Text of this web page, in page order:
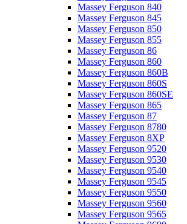
Massey Ferguson 840
Massey Ferguson 845
Massey Ferguson 850
Massey Ferguson 855
Massey Ferguson 86
Massey Ferguson 860
Massey Ferguson 860B
Massey Ferguson 860S
Massey Ferguson 860SE
Massey Ferguson 865
Massey Ferguson 87
Massey Ferguson 8780
Massey Ferguson 8XP
Massey Ferguson 9520
Massey Ferguson 9530
Massey Ferguson 9540
Massey Ferguson 9545
Massey Ferguson 9550
Massey Ferguson 9560
Massey Ferguson 9565